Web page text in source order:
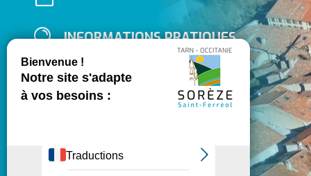
 INFORMATIONS PRATIQUES
 PORTAIL FAMILLE